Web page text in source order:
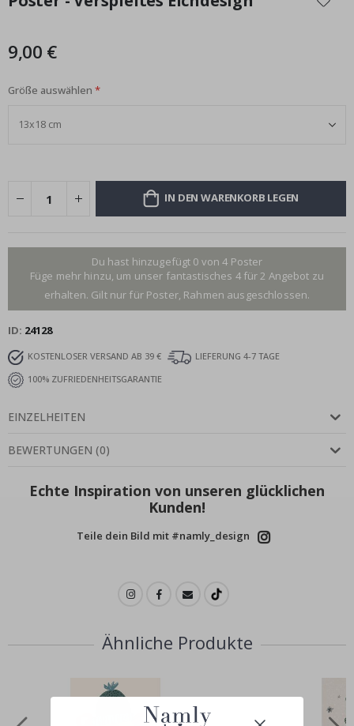
der
9,00 €
Größe auswählen
IN DEN WARENKORB LEGEN
Du hast hinzugefügt 0 von 4 Poster
Füge mehr hinzu, um unser fantastisches 4 für 2 Angebot zu
erhalten. Gilt nur für Poster, Rahmen ausgeschlossen.
ID 24128
KOSTENLOSER VERSAND AB 39 €
LIEFERUNG 4-7 TAGE
100% ZUFRIEDENHEITSGARANTIE
EINZELHEITEN
BEWERTUNGEN (0)
Echte Inspiration von unseren glücklichen
Kunden!
Teile dein Bild mit #namly_design
Ähnliche Produkte